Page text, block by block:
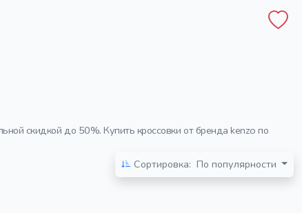
скидкой до 50%. Купить кроссовки от бренда kenzo по
Сортировка: По популярности